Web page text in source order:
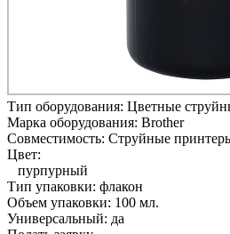
Тип оборудования: Цветные
Марка оборудования: Brother
Совместимость: Струйные
Цвет:
пурпурный
Тип упаковки: флакон
Объем упаковки: 100 мл.
Универсальный: да